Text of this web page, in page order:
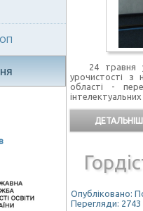
24 травня у
урочистості з
області -
інтелектуальних
Опубліковано:
Перегляди: 2743